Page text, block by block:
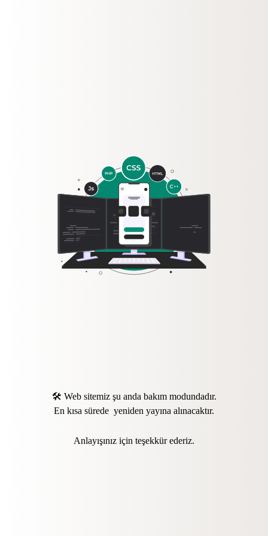
🛠️ Web sitemiz şu anda bakım modundadır.
En kısa sürede yeniden yayına alınacaktır.
Anlayışınız için teşekkür ederiz.